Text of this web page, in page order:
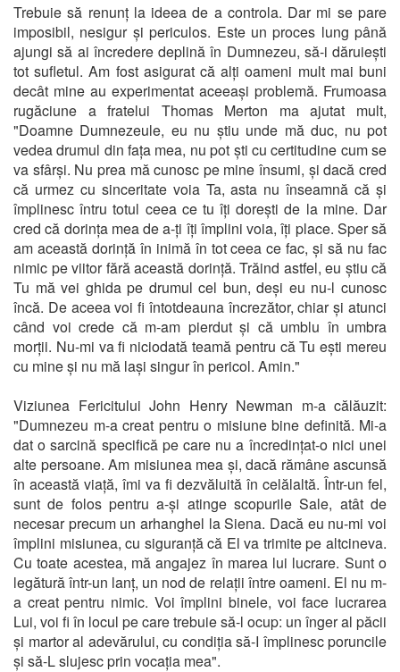
Trebuie să renunț la ideea de a controla. Dar mi se pare
imposibil, nesigur și periculos. Este un proces lung până
ajungi să ai încredere deplină în Dumnezeu, să-i dăruiești
tot sufletul. Am fost asigurat că alți oameni mult mai buni
decât mine au experimentat aceeași problemă. Frumoasa
rugăciune a fratelui Thomas Merton ma ajutat mult,
"Doamne Dumnezeule, eu nu știu unde mă duc, nu pot
vedea drumul din fața mea, nu pot ști cu certitudine cum se
va sfârși. Nu prea mă cunosc pe mine însumi, și dacă cred
că urmez cu sinceritate voia Ta, asta nu înseamnă că și
împlinesc întru totul ceea ce tu îți dorești de la mine. Dar
cred că dorința mea de a-ți îți împlini voia, îți place. Sper să
am această dorință în inimă în tot ceea ce fac, și să nu fac
nimic pe viitor fără această dorință. Trăind astfel, eu știu că
Tu mă vei ghida pe drumul cel bun, deși eu nu-l cunosc
încă. De aceea voi fi întotdeauna încrezător, chiar și atunci
când voi crede că m-am pierdut și că umblu în umbra
morții. Nu-mi va fi niciodată teamă pentru că Tu ești mereu
cu mine și nu mă lași singur în pericol. Amin."
Viziunea Fericitului John Henry Newman m-a călăuzit:
"Dumnezeu m-a creat pentru o misiune bine definită. Mi-a
dat o sarcină specifică pe care nu a încredințat-o nici unei
alte persoane. Am misiunea mea și, dacă rămâne ascunsă
în această viață, îmi va fi dezvăluită în celălaltă. Într-un fel,
sunt de folos pentru a-și atinge scopurile Sale, atât de
necesar precum un arhanghel la Siena. Dacă eu nu-mi voi
împlini misiunea, cu siguranță că El va trimite pe altcineva.
Cu toate acestea, mă angajez în marea lui lucrare. Sunt o
legătură într-un lanț, un nod de relații între oameni. El nu m-
a creat pentru nimic. Voi împlini binele, voi face lucrarea
Lui, voi fi în locul pe care trebuie să-l ocup: un înger al păcii
și martor al adevărului, cu condiția să-I împlinesc poruncile
și să-L slujesc prin vocația mea".